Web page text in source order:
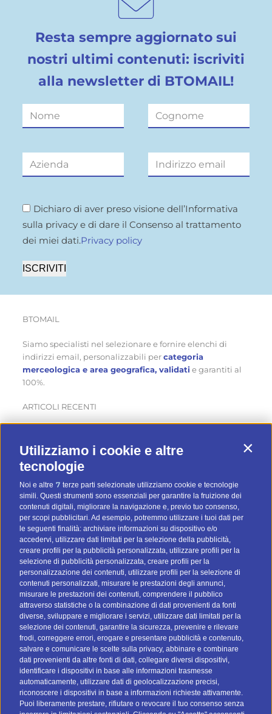
Utilizziamo i cookie e altre
tecnologie
Noi e altre 7 terze parti selezionate utilizziamo cookie e tecnologie
simili. Questi strumenti sono essenziali per garantire la fruizione dei
contenuti digitali, migliorare la navigazione e, previo tuo consenso,
per scopi pubblicitari. Ad esempio, potremmo utilizzare i tuoi dati per
le seguenti finalità: archiviare informazioni su dispositivo e/o
accedervi, utilizzare dati limitati per la selezione della pubblicità,
creare profili per la pubblicità personalizzata, utilizzare profili per la
selezione di pubblicità personalizzata, creare profili per la
personalizzazione dei contenuti, utilizzare profili per la selezione di
contenuti personalizzati, misurare le prestazioni degli annunci,
misurare le prestazioni dei contenuti, comprendere il pubblico
attraverso statistiche o la combinazione di dati provenienti da fonti
diverse, sviluppare e migliorare i servizi, utilizzare dati limitati per la
selezione dei contenuti, garantire la sicurezza, prevenire e rilevare
frodi, correggere errori, erogare e presentare pubblicità e contenuto,
salvare e comunicare le scelte sulla privacy, abbinare e combinare
dati provenienti da altre fonti di dati, collegare diversi dispositivi,
identificare i dispositivi in base alle informazioni trasmesse
automaticamente, utilizzare dati di geolocalizzazione precisi,
riconoscere i dispositivi in base a informazioni richieste attivamente.
Puoi liberamente prestare, rifiutare o revocare il tuo consenso senza
Resta sempre aggiornato sui
nostri ultimi contenuti: iscriviti
alla newsletter di BTOMAIL!
Dichiaro di aver preso visione dell’Informativa
sulla privacy e di dare il Consenso al trattamento
dei miei dati.Privacy policy
ISCRIVITI
BTOMAIL
Siamo specialisti nel selezionare e fornire elenchi di
indirizzi email, personalizzabili percategoria
merceologica e area geografica, validati e garantiti al
100%.
ARTICOLI RECENTI
aspettano
Cinque modi originali per sfruttare un database di
Quattro consigli pratici per fare email marketing d’estate
CATEGORIE
Strategie email marketing
Gestione liste contatti
Privacy e GDPR
Glossario marketing
CONTATTI
Tel:045.8532046
Email:info@btomail.it
TROVA IL TUO DATABASE